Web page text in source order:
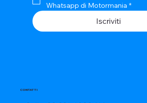
CONTATTI
Whatsapp di Motormania *
Iscriviti